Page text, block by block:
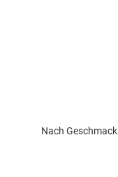
Nach Geschmack